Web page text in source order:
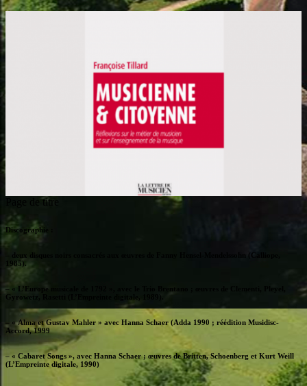
Page de titre
Discographie :
– deux disques noirs consacrés aux œuvres de Fanny Hensel-Mendelssohn (Calliope,
1985).
– « L’Europe musicale de 1792 », avec le Trio Brentano ; œuvres de Clementi, Pleyel,
Gyrowetz, Rasetti (L’Empreinte digitale, 1989).
– « Alma et Gustav Mahler » avec Hanna Schaer (Adda 1990 ; réédition Musidisc-
Accord, 1999
– « Cabaret Songs », avec Hanna Schaer ; œuvres de Britten, Schoenberg et Kurt Weill
(L’Empreinte digitale, 1990)